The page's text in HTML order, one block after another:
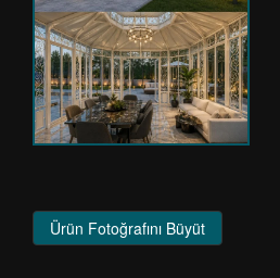
Ürün Fotoğrafını Büyüt